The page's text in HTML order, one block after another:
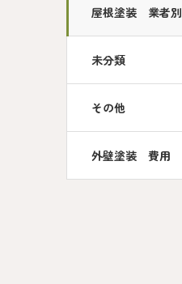
屋根塗装 業者別
未分類
その他
外壁塗装 費用